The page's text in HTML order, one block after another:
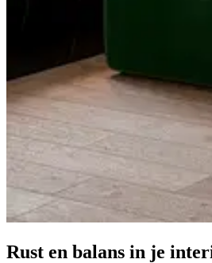
Rust en balans in je